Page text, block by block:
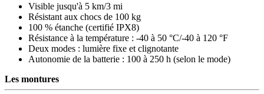
Visible jusqu'à 5 km/3 mi
Résistant aux chocs de 100 kg
100 % étanche (certifié IPX8)
Résistance à la température : -40 à 50 °C/-40 à 120 °F
Deux modes : lumière fixe et clignotante
Autonomie de la batterie : 100 à 250 h (selon le mode)
Les montures